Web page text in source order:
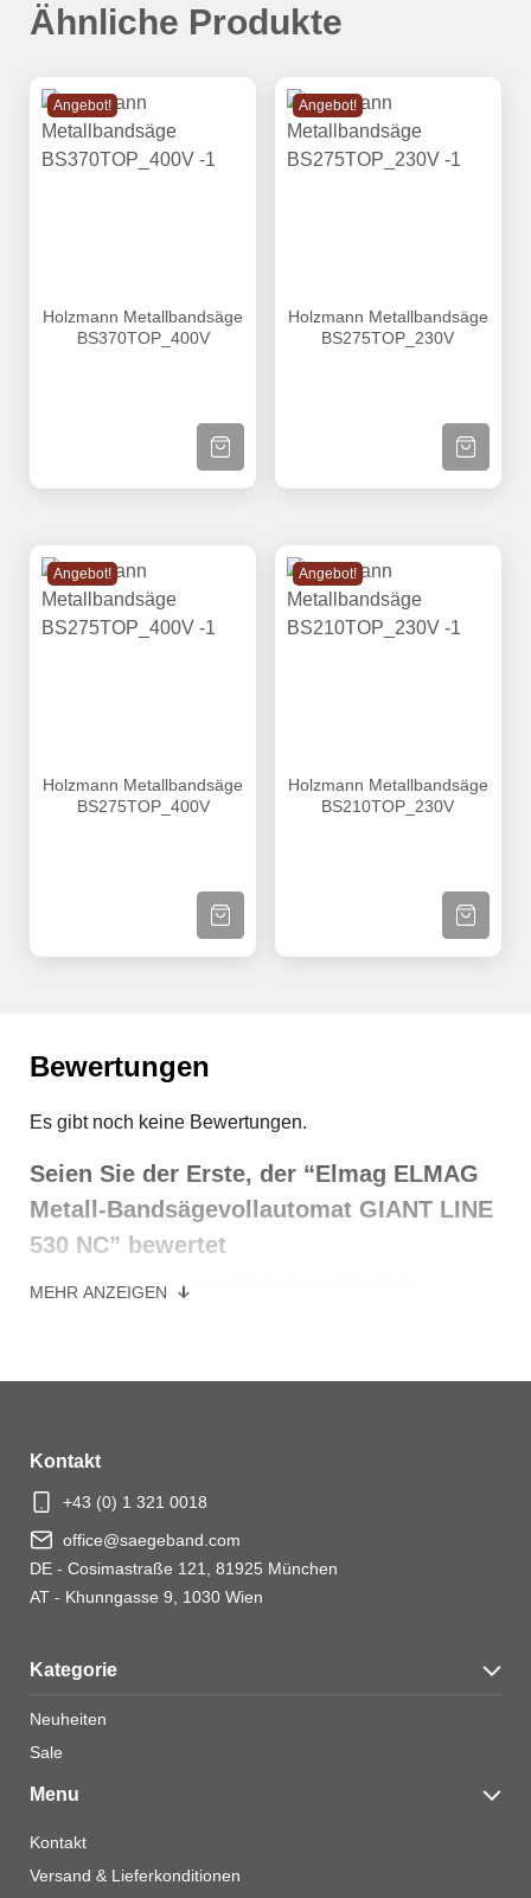
Ähnliche Produkte
Angebot!
Holzmann Metallbandsäge
BS370TOP_400V
ZUM PRODUKT
Angebot!
Holzmann Metallbandsäge
BS275TOP_230V
ZUM
Angebot!
Holzmann Metallbandsäge
BS275TOP_400V
ZUM PRODUKT
Angebot!
Holzmann Metallbandsäge
BS210TOP_230V
ZUM
Bewertungen
Es gibt noch keine Bewertungen.
Seien Sie der Erste, der “Elmag ELMAG
Metall-Bandsägevollautomat GIANT LINE
530 NC” bewertet
Deine E-Mail-Adresse wird nicht veröffentlicht.
E-Mail*
Name, E-Mail-Adresse und Website in diesem
Browser für meinen nächsten Kommentar speichern.
MEHR ANZEIGEN
Kontakt
+43 (0) 1 321 0018
office@saegeband.com
DE - Cosimastraße 121, 81925 München
AT - Khunngasse 9, 1030 Wien
Kategorie
Neuheiten
Sale
Menu
Kontakt
Versand & Lieferkonditionen